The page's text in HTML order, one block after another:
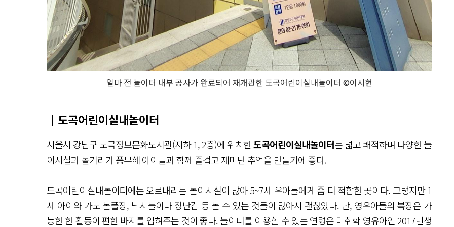
얼마 전 놀이터 내부 공사가 완료되어 재개관한 도곡어린이실내놀이터 ©이시현
｜도곡어린이실내놀이터
서울시 강남구 도곡정보문화도서관(지하 1, 2층)에 위치한도곡어린이실내놀이터는 넓고 쾌적하며 다양한 놀
이시설과 놀거리가 풍부해 아이들과 함께 즐겁고 재미난 추억을 만들기에 좋다.
도곡어린이실내놀이터에는오르내리는 놀이시설이 많아 5~7세 유아들에게 좀 더 적합한 곳이다. 그렇지만 1
세 아이와 가도 볼풀장, 낚시놀이나 장난감 등 놀 수 있는 것들이 많아서 괜찮았다. 단, 영유아들의 복장은 가
능한 한 활동이 편한 바지를 입혀주는 것이 좋다. 놀이터를 이용할 수 있는 연령은 미취학 영유아인 2017년생